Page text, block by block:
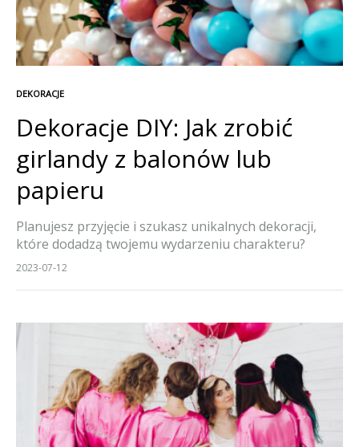
DEKORACJE
Dekoracje DIY: Jak zrobić
girlandy z balonów lub
papieru
Planujesz przyjęcie i szukasz unikalnych dekoracji,
które dodadzą twojemu wydarzeniu charakteru?
Stworzenie własnych dekoracji to doskonały sposób
gościach.
2023-07-12